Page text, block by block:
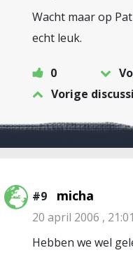
Wacht maar op
echt leuk.
0
Vorige
#9 micha
20 april 2006 , 21:01
Hebben we wel